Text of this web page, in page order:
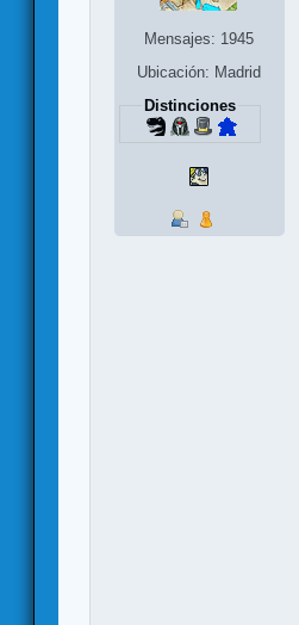
Mensajes: 1945
Ubicación: Madrid
Distinciones